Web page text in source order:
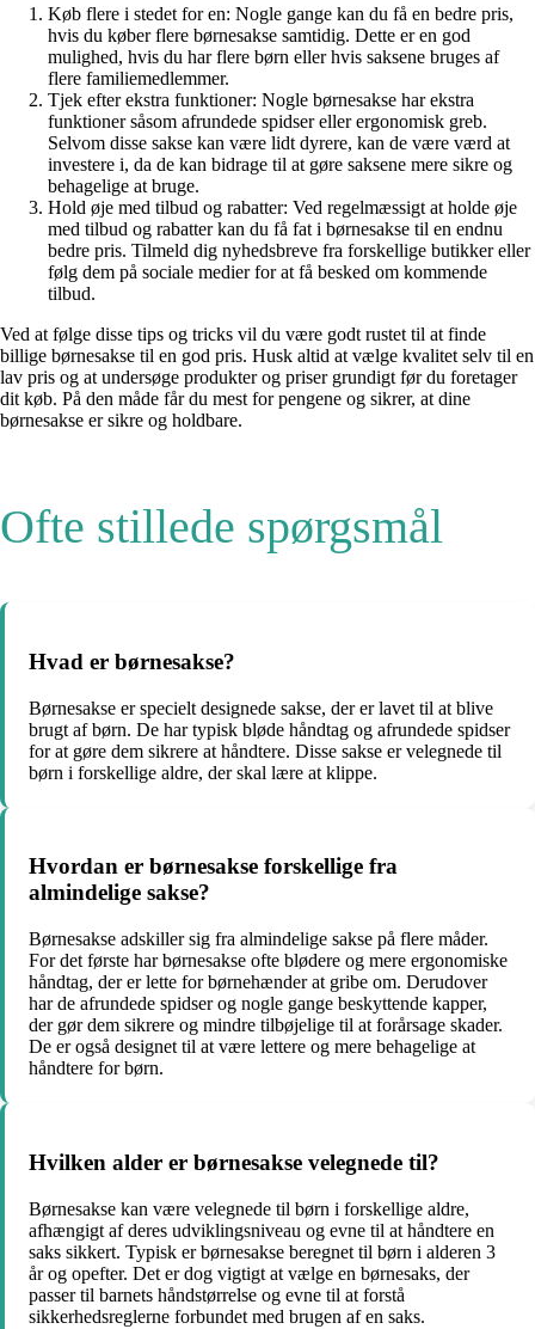
Køb flere i stedet for en: Nogle gange kan du få en bedre pris,
hvis du køber flere børnesakse samtidig. Dette er en god
mulighed, hvis du har flere børn eller hvis saksene bruges af
flere familiemedlemmer.
Tjek efter ekstra funktioner: Nogle børnesakse har ekstra
funktioner såsom afrundede spidser eller ergonomisk greb.
Selvom disse sakse kan være lidt dyrere, kan de være værd at
investere i, da de kan bidrage til at gøre saksene mere sikre og
behagelige at bruge.
Hold øje med tilbud og rabatter: Ved regelmæssigt at holde øje
med tilbud og rabatter kan du få fat i børnesakse til en endnu
bedre pris. Tilmeld dig nyhedsbreve fra forskellige butikker eller
følg dem på sociale medier for at få besked om kommende
tilbud.
Ved at følge disse tips og tricks vil du være godt rustet til at finde
billige børnesakse til en god pris. Husk altid at vælge kvalitet selv til en
lav pris og at undersøge produkter og priser grundigt før du foretager
dit køb. På den måde får du mest for pengene og sikrer, at dine
børnesakse er sikre og holdbare.
Ofte stillede spørgsmål
Hvad er børnesakse?
Børnesakse er specielt designede sakse, der er lavet til at blive
brugt af børn. De har typisk bløde håndtag og afrundede spidser
for at gøre dem sikrere at håndtere. Disse sakse er velegnede til
børn i forskellige aldre, der skal lære at klippe.
Hvordan er børnesakse forskellige fra
almindelige sakse?
Børnesakse adskiller sig fra almindelige sakse på flere måder.
For det første har børnesakse ofte blødere og mere ergonomiske
håndtag, der er lette for børnehænder at gribe om. Derudover
har de afrundede spidser og nogle gange beskyttende kapper,
der gør dem sikrere og mindre tilbøjelige til at forårsage skader.
De er også designet til at være lettere og mere behagelige at
håndtere for børn.
Hvilken alder er børnesakse velegnede til?
Børnesakse kan være velegnede til børn i forskellige aldre,
afhængigt af deres udviklingsniveau og evne til at håndtere en
saks sikkert. Typisk er børnesakse beregnet til børn i alderen 3
år og opefter. Det er dog vigtigt at vælge en børnesaks, der
passer til barnets håndstørrelse og evne til at forstå
sikkerhedsreglerne forbundet med brugen af ​​en saks.